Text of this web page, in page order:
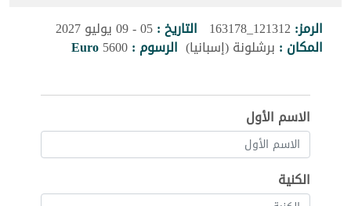
الرمز: 121312_163178 التاريخ :05 - 09 يوليو 2027
المكان : برشلونة (إسبانيا) الرسوم :5600
Euro
الاسم الأول
الكنية